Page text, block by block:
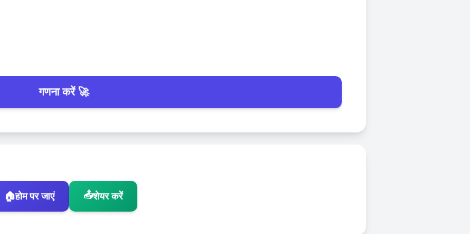
गणना करें 🚀
🏠होम पर जाएं 📤शेयर करें